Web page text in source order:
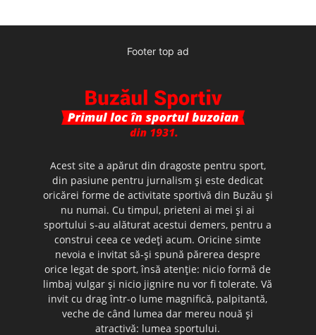
Footer top ad
Acest site a apărut din dragoste pentru sport,
din pasiune pentru jurnalism şi este dedicat
oricărei forme de activitate sportivă din Buzău şi
nu numai. Cu timpul, prieteni ai mei şi ai
sportului s-au alăturat acestui demers, pentru a
construi ceea ce vedeţi acum. Oricine simte
nevoia e invitat să-şi spună părerea despre
orice legat de sport, însă atenţie: nicio formă de
limbaj vulgar şi nicio jignire nu vor fi tolerate. Vă
invit cu drag într-o lume magnifică, palpitantă,
veche de când lumea dar mereu nouă şi
atractivă: lumea sportului.